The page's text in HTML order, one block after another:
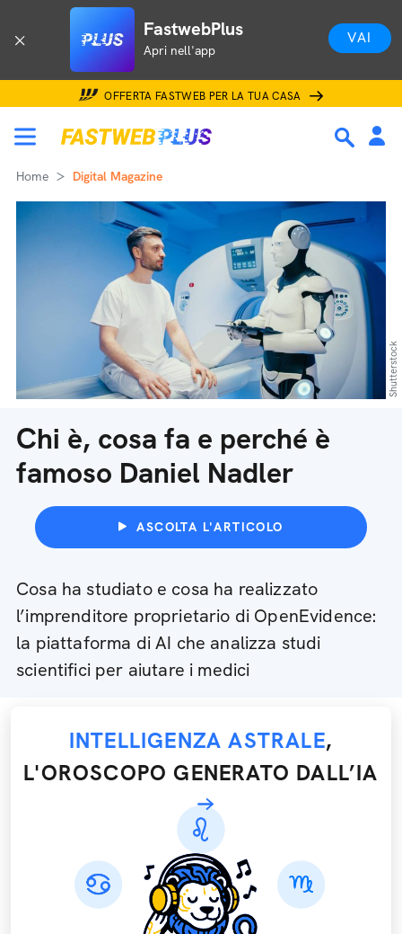
FastwebPlus
Apri nell'app
VAI
OFFERTA FASTWEB PER LA TUA CASA
Home Digital Magazine
Chi è, cosa fa e perché è
famoso Daniel Nadler
ASCOLTA L'ARTICOLO
Cosa ha studiato e cosa ha realizzato
l’imprenditore proprietario di OpenEvidence:
la piattaforma di AI che analizza studi
scientifici per aiutare i medici
Shutterstock
INTELLIGENZA ASTRALE,
L'OROSCOPO GENERATO DALL’IA